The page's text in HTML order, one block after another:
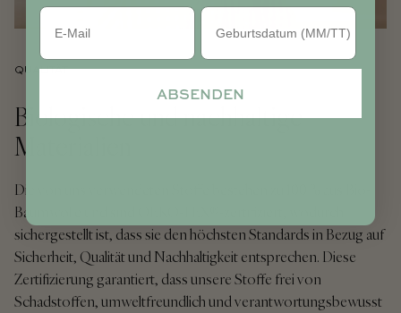
QUALITÄT
Biologische und nachhaltige
Materialien
Die von uns verwendeten Stoffe bestehen zu 100 % aus Bio-
Baumwolle und sind OEKO-TEX®-zertifiziert, wodurch
sichergestellt ist, dass sie den höchsten Standards in Bezug auf
Sicherheit, Qualität und Nachhaltigkeit entsprechen. Diese
Zertifizierung garantiert, dass unsere Stoffe frei von
Schadstoffen, umweltfreundlich und verantwortungsbewusst
Geburtstag
ABSENDEN